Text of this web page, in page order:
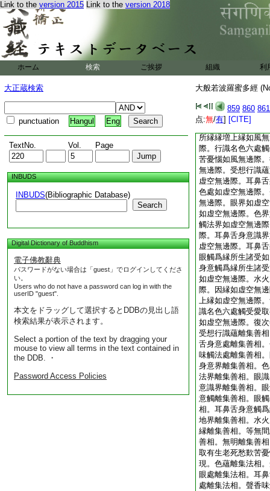
Link to the version 2015 Link to the version 2018
ホーム 検索 ご挨拶 組織 利
大正蔵検索
punctuation Hangul Eng
TextNo. Vol. Page
INBUDS
INBUDS(Bibliographic Database)
Search
Digital Dictionary of Buddhism
電子佛教辭典
パスワードがない場合は「guest」でログインしてくださ
い。
Users who do not have a password can log in with the
userID "guest".
本文をドラッグして選択するとDDBの見出し語
検索結果が表示されます。
Select a portion of the text by dragging your
mouse to view all terms in the text contained in
the DDB. ・
Password Access Policies
大般若波羅蜜多經
859 860 861
点:無/有] [CITE]
有生老死愁歎苦憂
現。色蘊如風無邊
際。眼處如風無邊
邊際。色處如風無
風無邊際。色界如
如風無邊際。眼識
意識界如風無邊際
舌身意觸如風無邊
如風無邊際。耳鼻
如風無邊際。地界
界如風無邊際。因
所縁縁増上縁如風
際。行識名色六處
苦憂惱如風無邊際
無邊際。受想行識
虚空無邊際。耳鼻
色處如虚空無邊際
無邊際。眼界如虚
如虚空無邊際。色
觸法界如虚空無邊
際。耳鼻舌身意識
虚空無邊際。耳鼻
眼觸爲縁所生諸受
身意觸爲縁所生諸
如虚空無邊際。水
際。因縁如虚空無
上縁如虚空無邊際
識名色六處觸受愛
如虚空無邊際。復
受想行識蘊離集善
舌身意處離集善相
味觸法處離集善相
身意界離集善相。
法界離集善相。眼
意識界離集善相。
意觸離集善相。眼
相。耳鼻舌身意觸
地界離集善相。水
縁離集善相。等無
善相。無明離集善
取有生老死愁歎苦
現。色蘊離集法相
眼處離集法相。耳
處離集法相。聲香